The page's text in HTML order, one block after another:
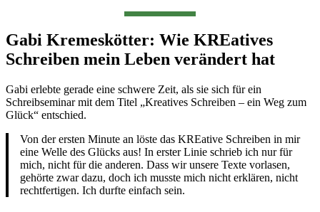
Gabi Kremeskötter: Wie KREatives
Schreiben mein Leben verändert hat
Gabi erlebte gerade eine schwere Zeit, als sie sich für ein
Schreibseminar mit dem Titel „Kreatives Schreiben – ein Weg zum
Glück“ entschied.
Von der ersten Minute an löste das KREative Schreiben in mir
eine Welle des Glücks aus! In erster Linie schrieb ich nur für
mich, nicht für die anderen. Dass wir unsere Texte vorlasen,
gehörte zwar dazu, doch ich musste mich nicht erklären, nicht
rechtfertigen. Ich durfte einfach sein.